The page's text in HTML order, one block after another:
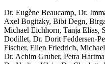
Dr. Eugène Beaucamp, Dr.
Axel Bogitzky, Bibi Degn,
Michael Eichhorn, Tanja Elias,
Dodillet, Dr. Dorit Feddersen-
Fischer, Ellen Friedrich,
Dr. Achim Gruber, Petra